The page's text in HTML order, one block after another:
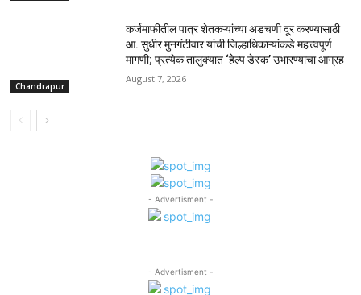
Chandrapur
कर्जमाफीतील पात्र शेतकऱ्यांच्या अडचणी दूर करण्यासाठी
आ. सुधीर मुनगंटीवार यांची जिल्हाधिकाऱ्यांकडे महत्त्वपूर्ण
मागणी; प्रत्येक तालुक्यात ‘हेल्प डेस्क’ उभारण्याचा आग्रह
August 7, 2026
- Advertisment -
- Advertisment -